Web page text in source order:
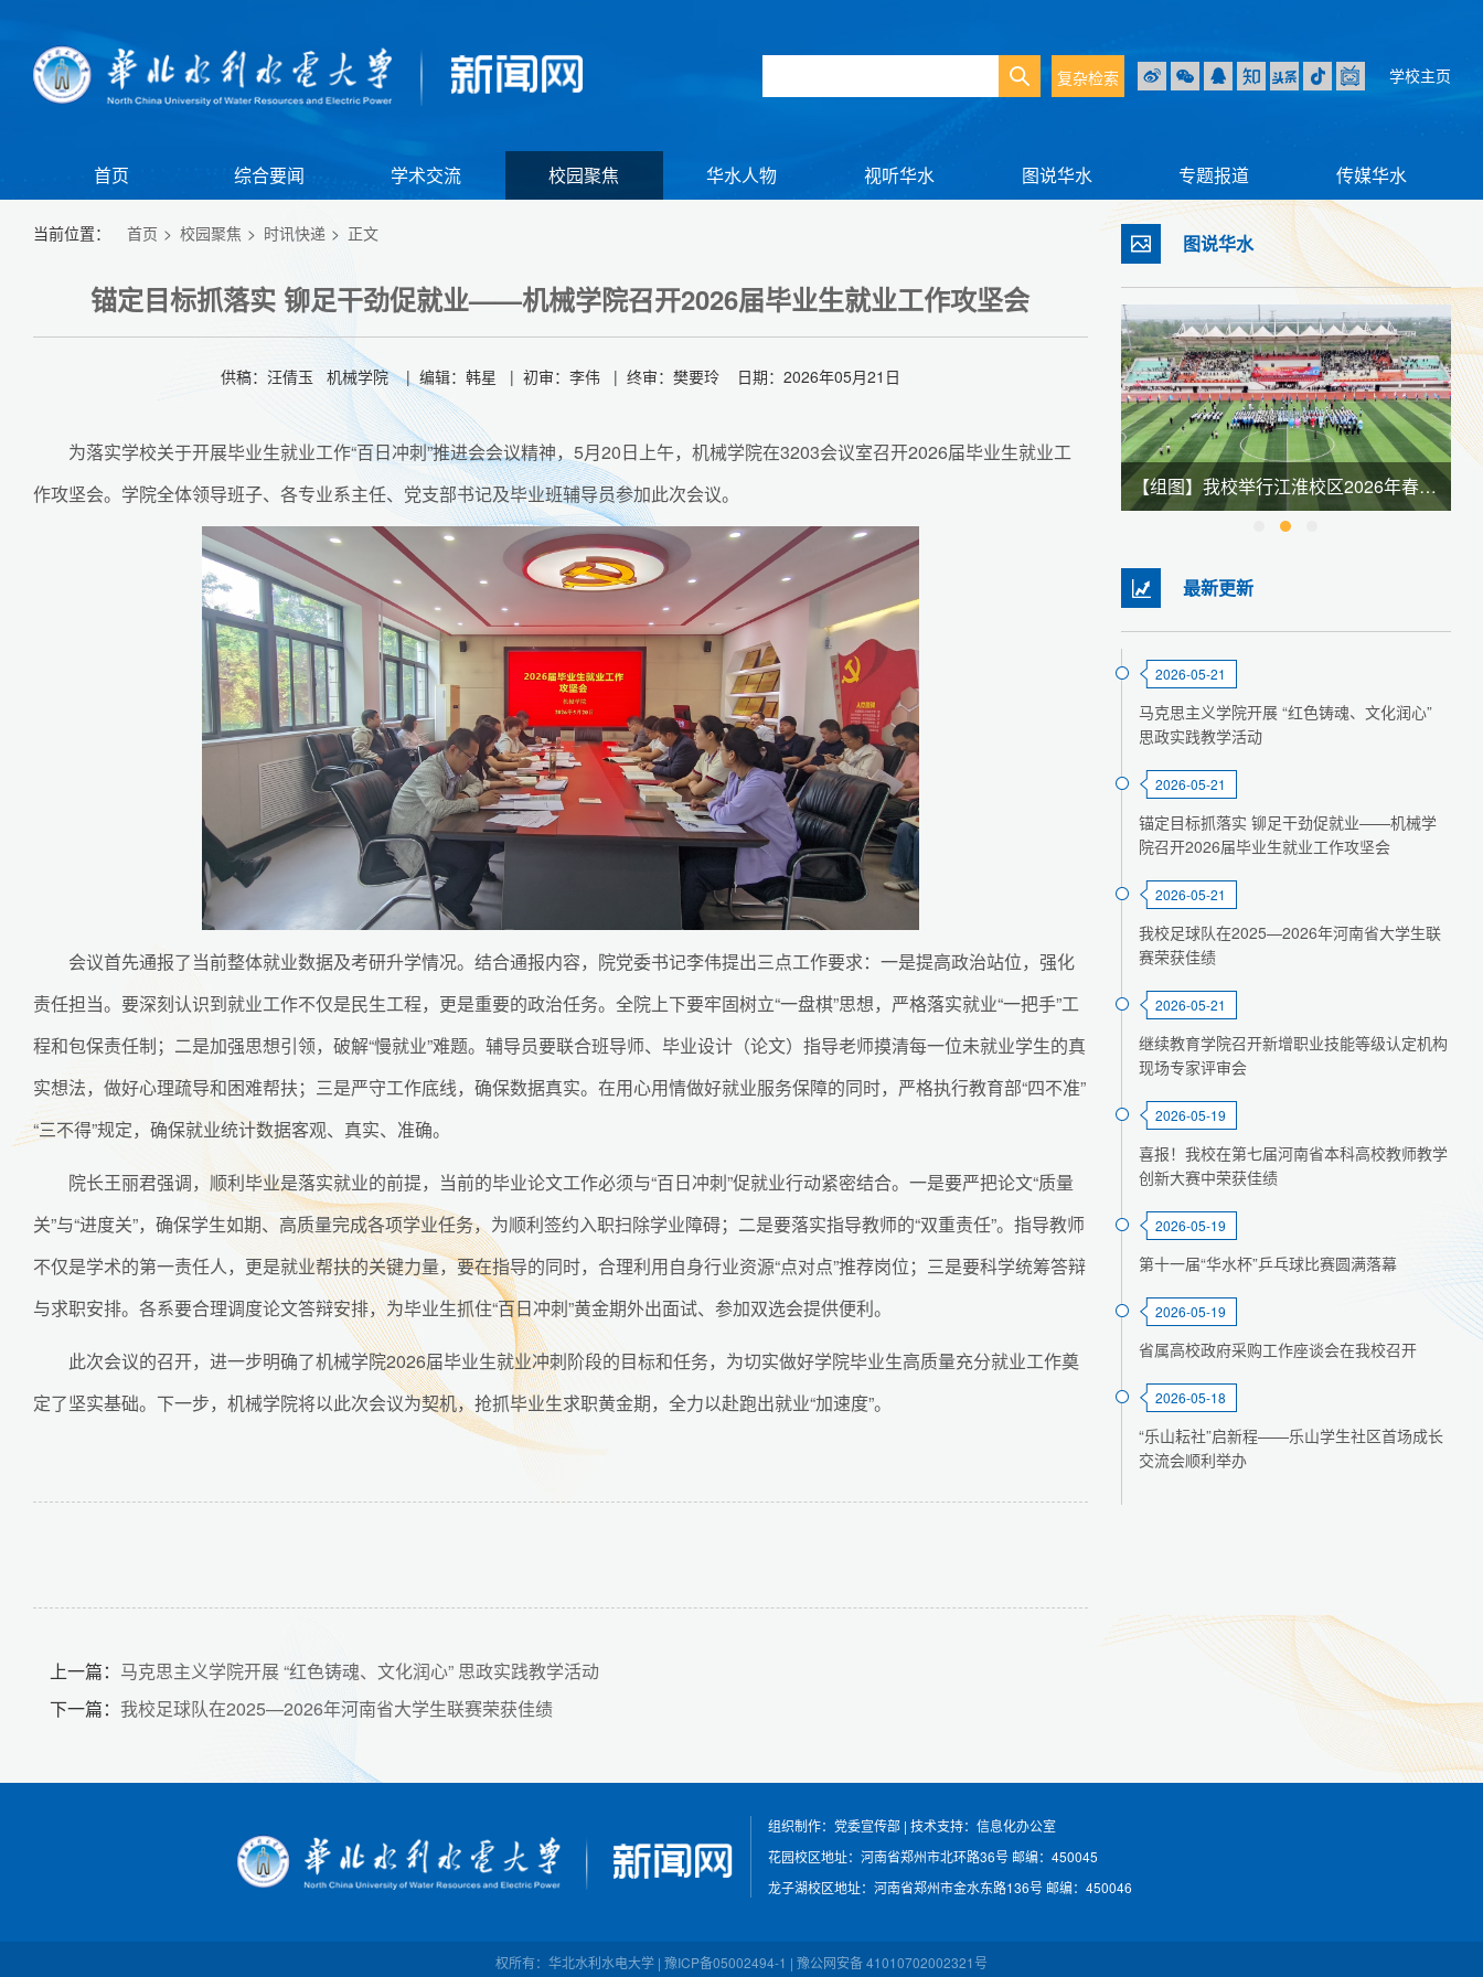
复杂检索 学校主页
首页 综合要闻 学术交流 校园聚焦 华水人物 视听华水 图说华水 专题报道 传媒华水
当前位置： 首页 校园聚焦 时讯快递 正文
锚定目标抓落实 铆足干劲促就业——机械学院召开2026届毕业生就业工作攻坚会
供稿：汪倩玉 机械学院 | 编辑：韩星 | 初审：李伟 | 终审：樊要玲 日期：2026年05月21日
为落实学校关于开展毕业生就业工作“百日冲刺”推进会会议精神，5月20日上午，机械学院在3203会议室召开2026届毕业生就业工
作攻坚会。学院全体领导班子、各专业系主任、党支部书记及毕业班辅导员参加此次会议。
会议首先通报了当前整体就业数据及考研升学情况。结合通报内容，院党委书记李伟提出三点工作要求：一是提高政治站位，强化
责任担当。要深刻认识到就业工作不仅是民生工程，更是重要的政治任务。全院上下要牢固树立“一盘棋”思想，严格落实就业“一把手”工
程和包保责任制；二是加强思想引领，破解“慢就业”难题。辅导员要联合班导师、毕业设计（论文）指导老师摸清每一位未就业学生的真
实想法，做好心理疏导和困难帮扶；三是严守工作底线，确保数据真实。在用心用情做好就业服务保障的同时，严格执行教育部“四不准”
“三不得”规定，确保就业统计数据客观、真实、准确。
院长王丽君强调，顺利毕业是落实就业的前提，当前的毕业论文工作必须与“百日冲刺”促就业行动紧密结合。一是要严把论文“质量
关”与“进度关”，确保学生如期、高质量完成各项学业任务，为顺利签约入职扫除学业障碍；二是要落实指导教师的“双重责任”。指导教师
不仅是学术的第一责任人，更是就业帮扶的关键力量，要在指导的同时，合理利用自身行业资源“点对点”推荐岗位；三是要科学统筹答辩
与求职安排。各系要合理调度论文答辩安排，为毕业生抓住“百日冲刺”黄金期外出面试、参加双选会提供便利。
此次会议的召开，进一步明确了机械学院2026届毕业生就业冲刺阶段的目标和任务，为切实做好学院毕业生高质量充分就业工作奠
定了坚实基础。下一步，机械学院将以此次会议为契机，抢抓毕业生求职黄金期，全力以赴跑出就业“加速度”。
上一篇： 马克思主义学院开展 “红色铸魂、文化润心” 思政实践教学活动
下一篇： 我校足球队在2025—2026年河南省大学生联赛荣获佳绩
图说华水
【组图】我校举行江淮校区2026年春季田径运动会暨全民健身大会 【组图】2026年初冬逢雪 与君共赏 【组图】我校举行江淮校区2026年春季田径运动会暨全民健身大会
最新更新
2026-05-21
马克思主义学院开展 “红色铸魂、文化润心”
思政实践教学活动
2026-05-21
锚定目标抓落实 铆足干劲促就业——机械学
院召开2026届毕业生就业工作攻坚会
2026-05-21
我校足球队在2025—2026年河南省大学生联
赛荣获佳绩
2026-05-21
继续教育学院召开新增职业技能等级认定机构
现场专家评审会
2026-05-19
喜报！我校在第七届河南省本科高校教师教学
创新大赛中荣获佳绩
2026-05-19
第十一届“华水杯”乒乓球比赛圆满落幕
2026-05-19
省属高校政府采购工作座谈会在我校召开
2026-05-18
“乐山耘社”启新程——乐山学生社区首场成长
交流会顺利举办
组织制作：党委宣传部| 技术支持：信息化办公室
花园校区地址：河南省郑州市北环路36号 邮编：450045
龙子湖校区地址：河南省郑州市金水东路136号 邮编：450046
权所有：华北水利水电大学 | 豫ICP备05002494-1 | 豫公网安备 41010702002321号